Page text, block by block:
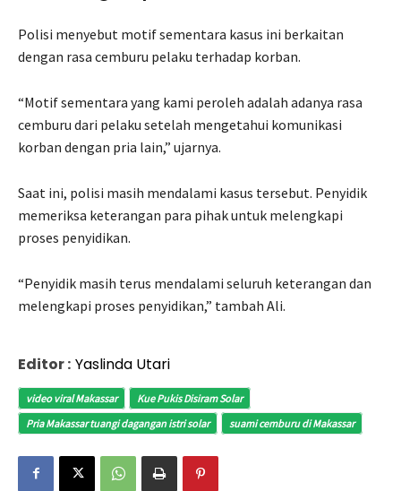
Polisi menyebut motif sementara kasus ini berkaitan
dengan rasa cemburu pelaku terhadap korban.
“Motif sementara yang kami peroleh adalah adanya rasa
cemburu dari pelaku setelah mengetahui komunikasi
korban dengan pria lain,” ujarnya.
Saat ini, polisi masih mendalami kasus tersebut. Penyidik
memeriksa keterangan para pihak untuk melengkapi
proses penyidikan.
“Penyidik masih terus mendalami seluruh keterangan dan
melengkapi proses penyidikan,” tambah Ali.
Editor : Yaslinda Utari
video viral Makassar
Kue Pukis Disiram Solar
Pria Makassar tuangi dagangan istri solar
suami cemburu di Makassar